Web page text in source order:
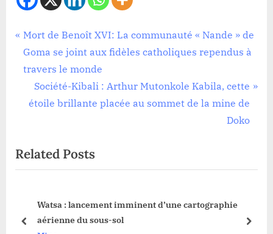
Société
Navigation
de
l’article
P
r
e
s
P
t
Mort de Benoît XVI: La communauté « Nande » de
Goma se joint aux fidèles catholiques rependus à
travers le monde
N
e
P
o
t
Société-Kibali : Arthur Mutonkole Kabila, cette
étoile brillante placée au sommet de la mine de
Doko
Related Posts
Watsa : lancement imminent d’une cartographie
aérienne du sous-sol
prev next